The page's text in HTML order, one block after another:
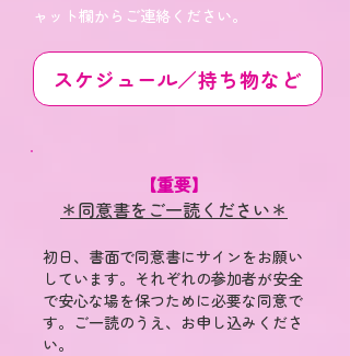
ャット欄からご連絡ください。
スケジュール／持ち物など
【重要】
＊同意書をご一読ください＊
初日、書面で同意書にサインをお願い
しています。それぞれの参加者が安全
で安心な場を保つために必要な同意で
す。ご一読のうえ、お申し込みくださ
い。